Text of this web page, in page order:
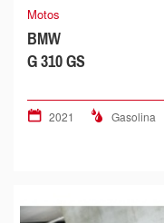
Motos
BMW
G 310 GS
2021 Gasolina